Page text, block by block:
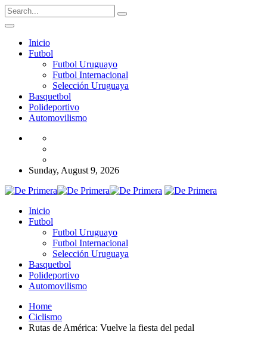
Inicio
Futbol
Futbol Uruguayo
Futbol Internacional
Selección Uruguaya
Basquetbol
Polideportivo
Automovilismo
Sunday, August 9, 2026
Inicio
Futbol
Futbol Uruguayo
Futbol Internacional
Selección Uruguaya
Basquetbol
Polideportivo
Automovilismo
Home
Ciclismo
Rutas de América: Vuelve la fiesta del pedal